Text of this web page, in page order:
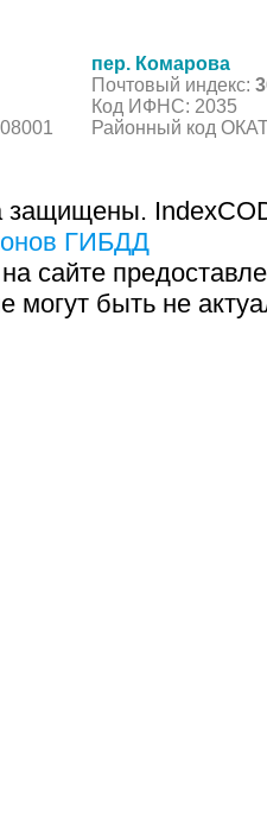
пер. Комарова
Почтовый индекс:
Код ИФНС: 2035
Районный код
защищены.
ГИБДД
сайте
могут быть не